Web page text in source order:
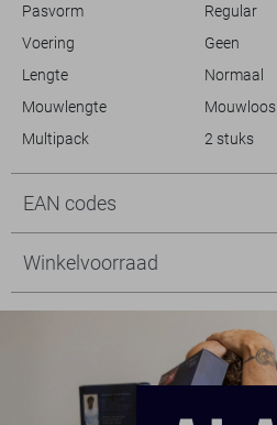
Pasvorm
Regular
Voering
Geen
Lengte
Normaal
Mouwlengte
Mouwloos
Multipack
2 stuks
EAN codes
Winkelvoorraad